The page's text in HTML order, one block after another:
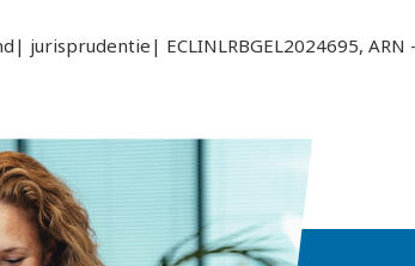
jurisprudentie| ECLINLRBGEL2024695, ARN